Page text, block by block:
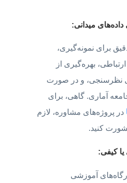
میدانی:
برای نمونه‌گیری،
بهره‌گیری از
نظرسنجی، و در صورت
آماری. گاهی، برای
در پروژه‌های مشاوره، لازم
کنید.
یا کیفی:
آموزشی